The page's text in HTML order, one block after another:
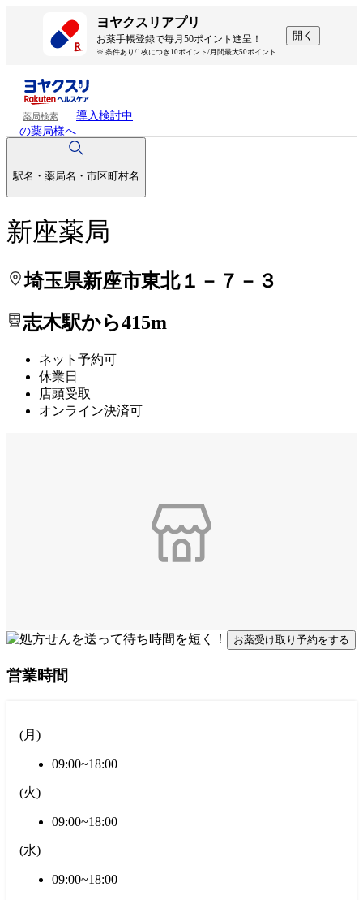
ヨヤクスリアプリ
お薬手帳登録で毎月50ポイント進呈！
※ 条件あり/1枚につき10ポイント/月間最大50ポイント
開く
薬局検索
導入検討中
の薬局様へ
駅名・薬局名・市区町村名
新座薬局
埼玉県新座市東北１－７－３
志木駅から415m
ネット予約可
休業日
店頭受取
オンライン決済可
処方せんを送って待ち時間を短く！
お薬受け取り予約をする
営業時間
(月 )
09:00~18:00
(火)
09:00~18:00
(水)
09:00~18:00
処方せんを送って待ち時間を短く！